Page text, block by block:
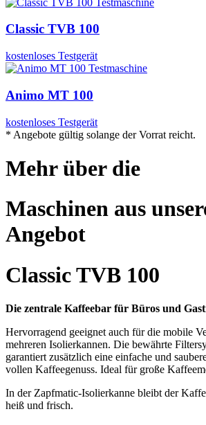
Classic TVB 100
kostenloses Testgerät
Animo MT 100
kostenloses Testgerät
* Angebote gültig solange der Vorrat reicht.
Mehr über die
Maschinen aus
Angebot
Classic TVB 100
Die zentrale Kaffeebar für Büros und
Hervorragend geeignet auch für die mobile
mehreren Isolierkannen. Die bewährte
garantiert zusätzlich eine einfache und
vollen Kaffeegenuss. Ideal für große
In der Zapfmatic-Isolierkanne bleibt der
heiß und frisch.